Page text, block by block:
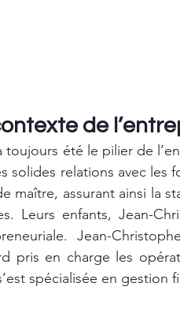
de
toujours été le pilier de
solides relations avec les
maître, assurant ainsi la
Leurs enfants, Jean-
Jean-
pris en charge les
spécialisée en gestion